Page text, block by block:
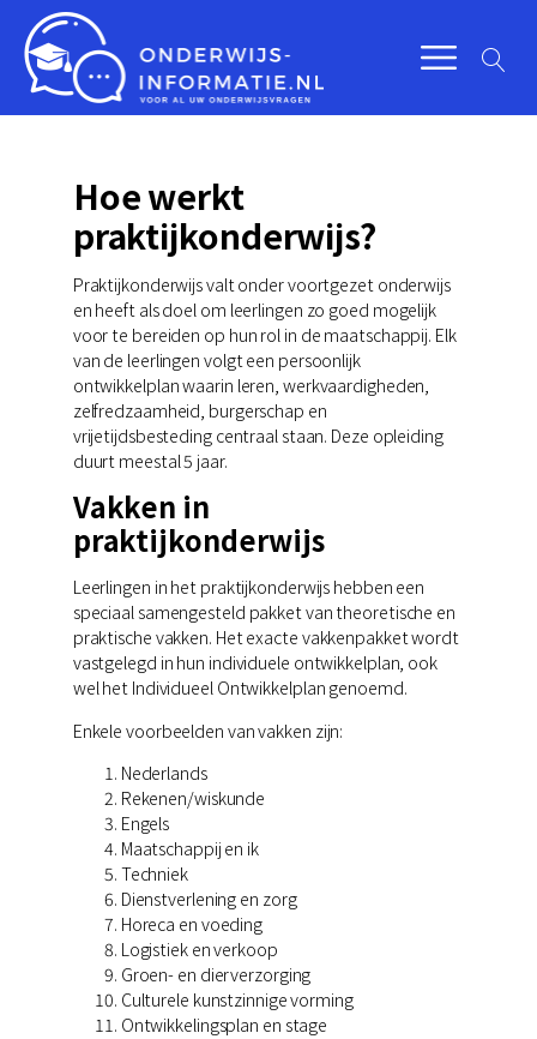
Hoe werkt
praktijkonderwijs?
Praktijkonderwijs valt onder voortgezet onderwijs
en heeft als doel om leerlingen zo goed mogelijk
voor te bereiden op hun rol in de maatschappij. Elk
van de leerlingen volgt een persoonlijk
ontwikkelplan waarin leren, werkvaardigheden,
zelfredzaamheid, burgerschap en
vrijetijdsbesteding centraal staan. Deze opleiding
duurt meestal 5 jaar.
Vakken in
praktijkonderwijs
Leerlingen in het praktijkonderwijs hebben een
speciaal samengesteld pakket van theoretische en
praktische vakken. Het exacte vakkenpakket wordt
vastgelegd in hun individuele ontwikkelplan, ook
wel het Individueel Ontwikkelplan genoemd.
Enkele voorbeelden van vakken zijn:
Nederlands
Rekenen/wiskunde
Engels
Maatschappij en ik
Techniek
Dienstverlening en zorg
Horeca en voeding
Logistiek en verkoop
Groen- en dierverzorging
Culturele kunstzinnige vorming
Ontwikkelingsplan en stage